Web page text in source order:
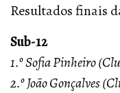
Resultados finais
Sub-12
1.º Sofia Pinheiro
2.º João Gonçalves